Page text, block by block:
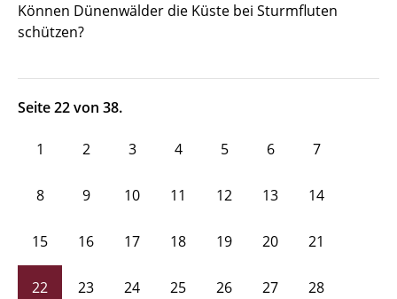
Können Dünenwälder die Küste bei Sturmfluten
schützen?
Seite 22 von 38.
1 2 3 4 5 6 7
8 9 10 11 12 13 14
15 16 17 18 19 20 21
22 23 24 25 26 27 28